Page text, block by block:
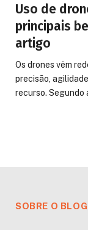
Uso de
principais
artigo
Os drones vêm
precisão,
recurso. Segundo
SOBRE O BLOG